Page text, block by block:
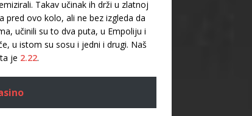
Takav učinak ih drži u zlatnoj
pred ovo kolo, ali ne bez izgleda da
učinili su to dva puta, u Empoliju i
u istom su sosu i jedni i drugi. Naš
je 2.22.